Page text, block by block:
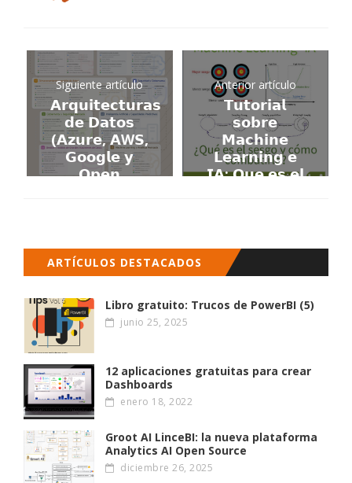
Siguiente artículo
𝗔𝗿𝗾𝘂𝗶𝘁𝗲𝗰𝘁𝘂𝗿𝗮𝘀
𝗱𝗲 𝗗𝗮𝘁𝗼𝘀
(𝗔𝘇𝘂𝗿𝗲, 𝗔W𝗦,
𝗚𝗼𝗼𝗴𝗹𝗲 𝘆
𝗢𝗽𝗲𝗻
Anterior artículo
𝗧𝘂𝘁𝗼𝗿𝗶𝗮𝗹
𝘀𝗼𝗯𝗿𝗲
𝗠𝗮𝗰𝗵𝗶𝗻𝗲
𝗟𝗲𝗮𝗿𝗻𝗶𝗻𝗴 𝗲
𝗜𝗔: 𝗤𝘂𝗲 𝗲𝘀 𝗲𝗹
𝗰𝗼𝗺𝗯𝗮𝘁𝗶𝗿𝗹𝗼
ARTÍCULOS DESTACADOS
Libro gratuito: Trucos de PowerBI (5)
junio 25, 2025
12 aplicaciones gratuitas para crear
Dashboards
enero 18, 2022
Groot AI LinceBI: la nueva plataforma
Analytics AI Open Source
diciembre 26, 2025